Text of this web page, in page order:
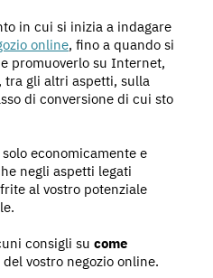
in cui si inizia a indagare
online, fino a quando si
promuoverlo su Internet,
tra gli altri aspetti, sulla
di conversione di cui sto
economicamente e
negli aspetti legati
al vostro potenziale
consigli su come
del vostro negozio online.